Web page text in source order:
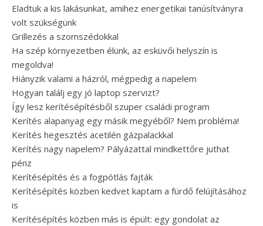
Eladtuk a kis lakásunkat, amihez energetikai tanúsítványra
volt szükségünk
Grillezés a szomszédokkal
Ha szép környezetben élünk, az esküvői helyszín is
megoldva!
Hiányzik valami a házról, mégpedig a napelem
Hogyan találj egy jó laptop szervizt?
Így lesz kerítésépítésből szuper családi program
Kerítés alapanyag egy másik megyéből? Nem probléma!
Kerítés hegesztés acetilén gázpalackkal
Kerítés nagy napelem? Pályázattal mindkettőre juthat
pénz
Kerítésépítés és a fogpótlás fajták
Kerítésépítés közben kedvet kaptam a fürdő felújításához
is
Kerítésépítés közben más is épült: egy gondolat az